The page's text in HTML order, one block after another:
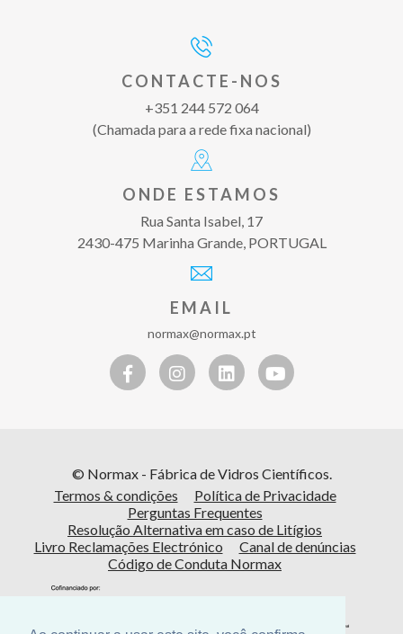
CONTACTE-NOS
+351 244 572 064
(Chamada para a rede fixa nacional)
ONDE ESTAMOS
Rua Santa Isabel, 17
2430-475 Marinha Grande, PORTUGAL
EMAIL
normax@normax.pt
© Normax - Fábrica de Vidros Científicos.
Termos & condições
Política de Privacidade
Perguntas Frequentes
Resolução Alternativa em caso de Litígios
Livro Reclamações Electrónico
Canal de denúncias
Código de Conduta Normax